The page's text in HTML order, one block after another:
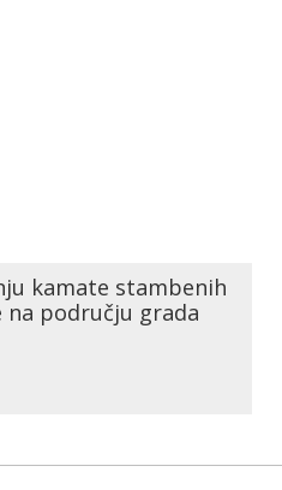
kamate stambenih
području grada